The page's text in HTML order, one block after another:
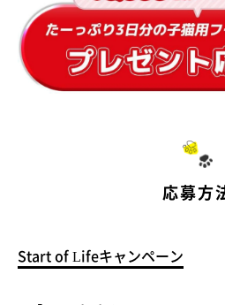
応募方
Start of Lifeキャンペーン